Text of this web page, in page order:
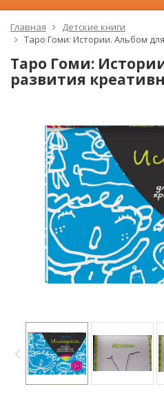
Главная
Детские книги
Таро Гоми: Истории. Альбом
Таро Гоми:
развития